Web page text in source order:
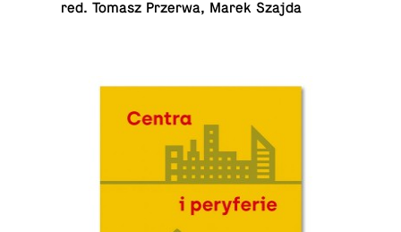
red. Tomasz Przerwa, Marek Szajda